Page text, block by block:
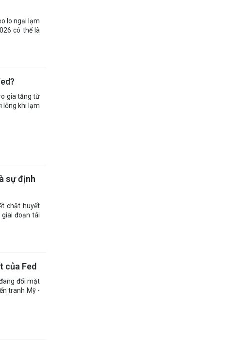
lo ngại lạm
có thể là
gia tăng từ
lỏng khi lạm
sự định
chặt huyết
đoạn tái
của Fed
đối mặt
tranh Mỹ -